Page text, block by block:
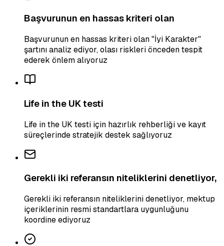
Başvurunun en hassas kriteri olan
Başvurunun en hassas kriteri olan "İyi Karakter"
şartını analiz ediyor, olası riskleri önceden tespit
ederek önlem alıyoruz
Life in the UK testi
Life in the UK testi için hazırlık rehberliği ve kayıt
süreçlerinde stratejik destek sağlıyoruz
Gerekli iki referansın niteliklerini denetliyor,
Gerekli iki referansın niteliklerini denetliyor, mektup
içeriklerinin resmi standartlara uygunluğunu
koordine ediyoruz